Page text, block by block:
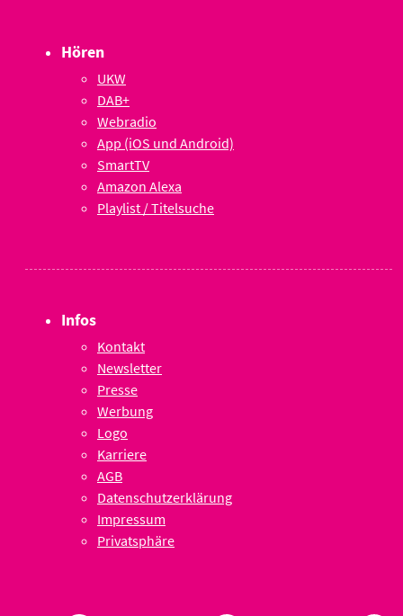
Hören
UKW
DAB+
Webradio
App (iOS und Android)
SmartTV
Amazon Alexa
Playlist / Titelsuche
Infos
Kontakt
Newsletter
Presse
Werbung
Logo
Karriere
AGB
Datenschutzerklärung
Impressum
Privatsphäre